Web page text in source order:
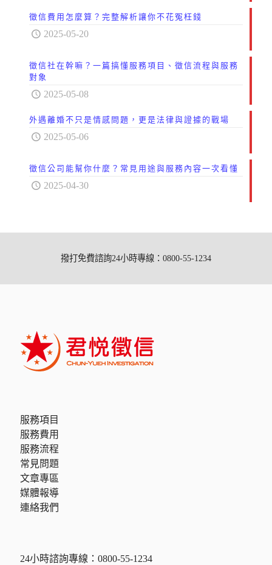
徵信費用怎麼算？完整解析讓你不花冤枉錢
2025-05-20
徵信社在幹嘛？一篇搞懂服務項目、徵信流程與服務
對象
2025-05-08
外遇離婚不只是情感問題，更是法律與證據的戰場
2025-05-06
徵信公司能幫你什麼？常見用途與服務內容一次看懂
2025-04-30
撥打免費諮詢24小時專線：0800-55-1234
服務項目
服務費用
服務流程
常見問題
文章專區
媒體報導
連絡我們
24小時諮詢專線： 0800-55-1234